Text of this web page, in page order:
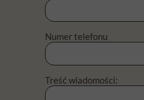
Numer telefonu
Treść wiadomości: